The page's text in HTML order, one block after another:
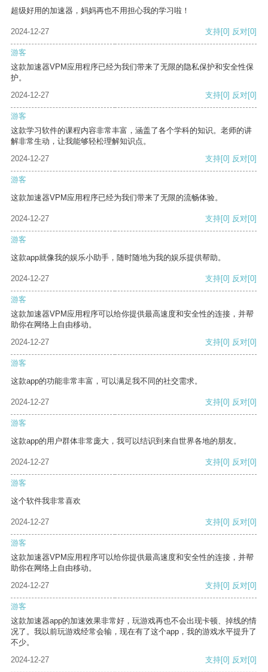
超级好用的加速器，妈妈再也不用担心我的学习啦！
2024-12-27 支持[0] 反对[0]
游客
这款加速器VPM应用程序已经为我们带来了无限的隐私保护和安全性保
护。
2024-12-27
支持[0] 反对[0]
游客
这款学习软件的课程内容非常丰富，涵盖了各个学科的知识。老师的讲
解非常生动，让我能够轻松理解知识点。
2024-12-27
支持[0] 反对[0]
游客
这款加速器VPM应用程序已经为我们带来了无限的流畅体验。
2024-12-27 支持[0] 反对[0]
游客
这款app就像我的娱乐小助手，随时随地为我的娱乐提供帮助。
2024-12-27 支持[0] 反对[0]
游客
这款加速器VPM应用程序可以给你提供最高速度和安全性的连接，并帮
助你在网络上自由移动。
2024-12-27
支持[0] 反对[0]
游客
这款app的功能非常丰富，可以满足我不同的社交需求。
2024-12-27 支持[0] 反对[0]
游客
这款app的用户群体非常庞大，我可以结识到来自世界各地的朋友。
2024-12-27 支持[0] 反对[0]
游客
这个软件我非常喜欢
2024-12-27 支持[0] 反对[0]
游客
这款加速器VPM应用程序可以给你提供最高速度和安全性的连接，并帮
助你在网络上自由移动。
2024-12-27
支持[0] 反对[0]
游客
这款加速器app的加速效果非常好，玩游戏再也不会出现卡顿、掉线的情
况了。我以前玩游戏经常会输，现在有了这个app，我的游戏水平提升了
不少。
2024-12-27
支持[0] 反对[0]